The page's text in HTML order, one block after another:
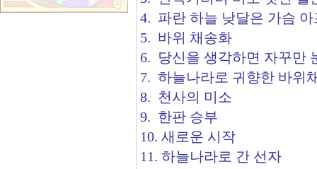
4. 파란 하늘 낮달은 가슴
5. 바위 채송화
6. 당신을 생각하면 자꾸만
7. 하늘나라로 귀향한 바위
8. 천사의 미소
9. 한판 승부
10. 새로운 시작
11. 하늘나라로 간 선자